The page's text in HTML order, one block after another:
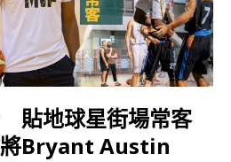
貼地球星街場常客
Bryant Austin